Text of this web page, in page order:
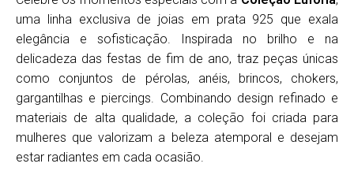
uma linha exclusiva de joias em prata 925 que exala
elegância e sofisticação. Inspirada no brilho e na
delicadeza das festas de fim de ano, traz peças únicas
como conjuntos de pérolas, anéis, brincos, chokers,
gargantilhas e piercings. Combinando design refinado e
materiais de alta qualidade, a coleção foi criada para
mulheres que valorizam a beleza atemporal e desejam
estar radiantes em cada ocasião.